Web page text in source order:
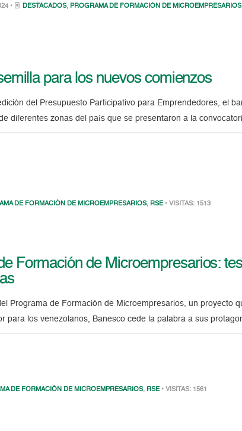
• DESTACADOS, PROGRAMA DE FORMACIÓN DE MICROEMPRESARIOS
para los nuevos comienzos
del Presupuesto Participativo para Emprendedores, el
diferentes zonas del país que se presentaron a la
DE FORMACIÓN DE MICROEMPRESARIOS, RSE • VISITAS: 1513
Formación de Microempresarios:
Programa de Formación de Microempresarios, un proyecto
para los venezolanos, Banesco cede la palabra a sus
DE FORMACIÓN DE MICROEMPRESARIOS, RSE • VISITAS: 1561